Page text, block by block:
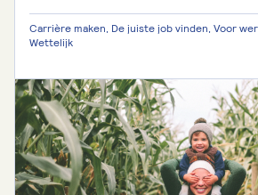
Carrière maken, De juiste job vinden, Voor
Wettelijk